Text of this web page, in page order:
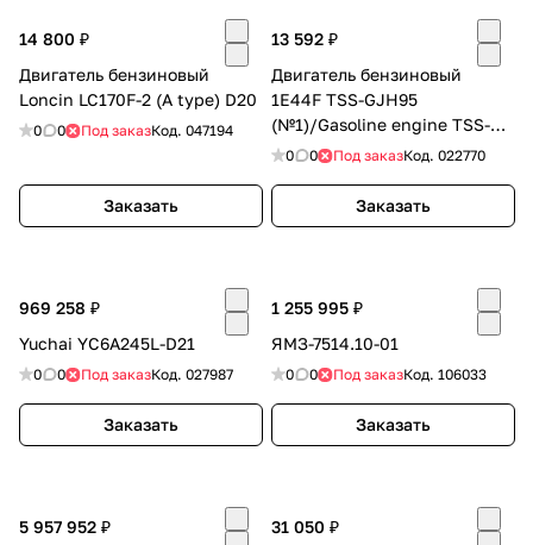
14 800 ₽
Двигатель бензиновый
Loncin LC170F-2 (A type) D20
0 0 Под заказКод. 047194
Заказать
13 592 ₽
Двигатель бензиновый
1E44F TSS-GJH95
(№1)/Gasoline engine TSS-
GJH95 (JH95A,№1)
0 0 Под заказКод. 022770
Заказать
969 258 ₽
Yuchai YC6A245L-D21
0 0 Под заказКод. 027987
Заказать
1 255 995 ₽
ЯМЗ-7514.10-01
0 0 Под заказКод. 106033
Заказать
5 957 952 ₽
31 050 ₽
раз в 2 недели